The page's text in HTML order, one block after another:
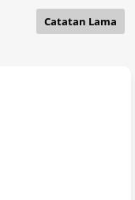
Catatan Lama